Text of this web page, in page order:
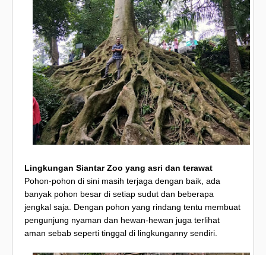
Lingkungan Siantar Zoo yang asri dan terawat
Pohon-pohon di sini masih terjaga dengan baik, ada
banyak pohon besar di setiap sudut dan beberapa
jengkal saja. Dengan pohon yang rindang tentu membuat
pengunjung nyaman dan hewan-hewan juga terlihat
aman sebab seperti tinggal di lingkunganny sendiri.